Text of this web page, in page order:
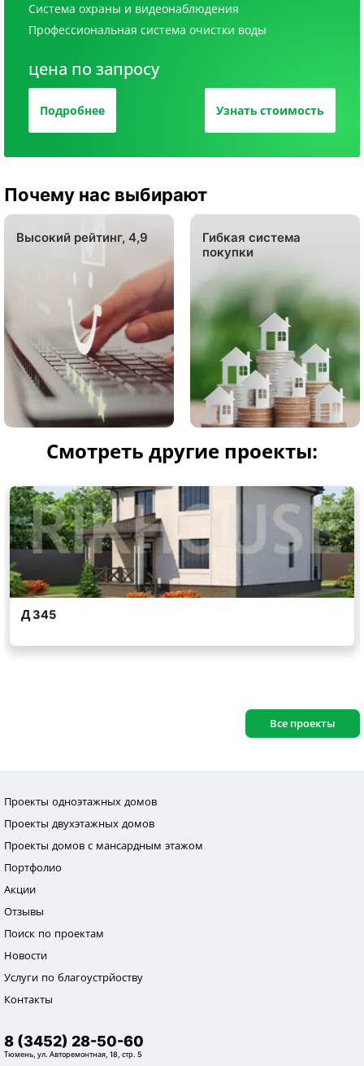
Система охраны и видеонаблюдения
Профессиональная система очистки воды
цена по запросу
Подробнее Узнать стоимость
Почему нас выбирают
Высокий рейтинг, 4,9
Гибкая система
покупки
Смотреть другие проекты:
Все проекты
Проекты одноэтажных домов
Проекты двухэтажных домов
Проекты домов с мансардным этажом
Портфолио
Акции
Отзывы
Поиск по проектам
Новости
Услуги по благоустрйоству
Контакты
8 (3452) 28-50-60
Тюмень, ул. Авторемонтная, 18, стр. 5